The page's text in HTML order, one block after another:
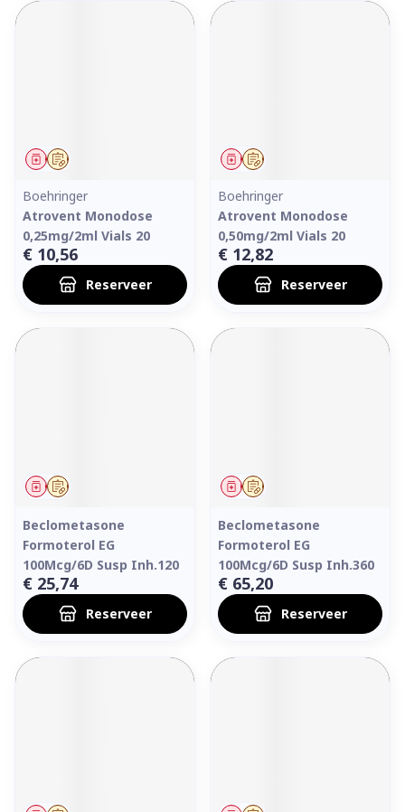
Op voorschrift
Geneesmiddel
Boehringer
Atrovent Monodose
0,25mg/2ml Vials 20
€ 10,56
Reserveer
Op voorschrift
Geneesmiddel
Boehringer
Atrovent Monodose
0,50mg/2ml Vials 20
€ 12,82
Reserveer
Op voorschrift
Geneesmiddel
Beclometasone
Formoterol EG
100Mcg/6D Susp Inh.120
€ 25,74
Reserveer
Op voorschrift
Geneesmiddel
Beclometasone
Formoterol EG
100Mcg/6D Susp Inh.360
€ 65,20
Reserveer